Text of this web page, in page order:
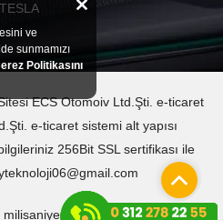
TESLA
ECS Otomoiv Ltd.Şti. e-ticaret
e-ticaret sistemi alt yapısı
256Bit SSL sertifikası ile
oluşturuldu.
ve
sunmamızı
Politikasını